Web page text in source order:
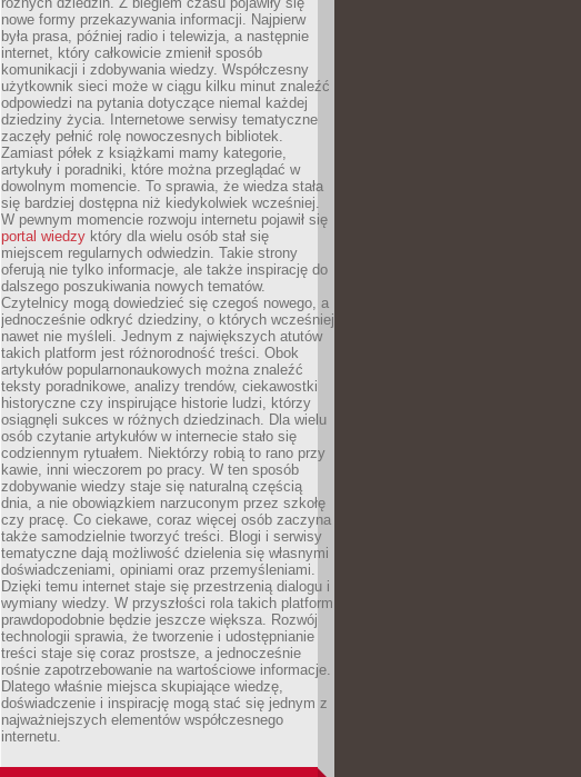
nowe formy przekazywania informacji. Najpierw
była prasa, później radio i telewizja, a następnie
internet, który całkowicie zmienił sposób
komunikacji i zdobywania wiedzy. Współczesny
użytkownik sieci może w ciągu kilku minut znaleźć
odpowiedzi na pytania dotyczące niemal każdej
dziedziny życia. Internetowe serwisy tematyczne
zaczęły pełnić rolę nowoczesnych bibliotek.
Zamiast półek z książkami mamy kategorie,
artykuły i poradniki, które można przeglądać w
dowolnym momencie. To sprawia, że wiedza stała
się bardziej dostępna niż kiedykolwiek wcześniej.
W pewnym momencie rozwoju internetu pojawił się
portal wiedzy który dla wielu osób stał się
miejscem regularnych odwiedzin. Takie strony
oferują nie tylko informacje, ale także inspirację do
dalszego poszukiwania nowych tematów.
Czytelnicy mogą dowiedzieć się czegoś nowego, a
jednocześnie odkryć dziedziny, o których wcześniej
nawet nie myśleli. Jednym z największych atutów
takich platform jest różnorodność treści. Obok
artykułów popularnonaukowych można znaleźć
teksty poradnikowe, analizy trendów, ciekawostki
historyczne czy inspirujące historie ludzi, którzy
osiągnęli sukces w różnych dziedzinach. Dla wielu
osób czytanie artykułów w internecie stało się
codziennym rytuałem. Niektórzy robią to rano przy
kawie, inni wieczorem po pracy. W ten sposób
zdobywanie wiedzy staje się naturalną częścią
dnia, a nie obowiązkiem narzuconym przez szkołę
czy pracę. Co ciekawe, coraz więcej osób zaczyna
także samodzielnie tworzyć treści. Blogi i serwisy
tematyczne dają możliwość dzielenia się własnymi
doświadczeniami, opiniami oraz przemyśleniami.
Dzięki temu internet staje się przestrzenią dialogu i
wymiany wiedzy. W przyszłości rola takich platform
prawdopodobnie będzie jeszcze większa. Rozwój
technologii sprawia, że tworzenie i udostępnianie
treści staje się coraz prostsze, a jednocześnie
rośnie zapotrzebowanie na wartościowe informacje.
Dlatego właśnie miejsca skupiające wiedzę,
doświadczenie i inspirację mogą stać się jednym z
najważniejszych elementów współczesnego
internetu.